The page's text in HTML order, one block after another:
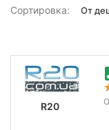
Сортировка:
R20